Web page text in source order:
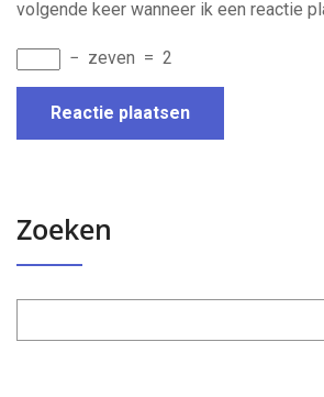
volgende keer wanneer ik een reactie
− zeven = 2
Zoeken